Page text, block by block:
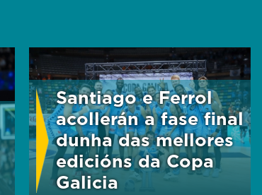
Santiago e Ferrol
acollerán a fase final
dunha das mellores
edicións da Copa
Galicia